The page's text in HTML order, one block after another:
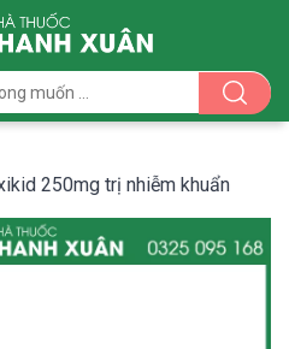
250mg trị nhiễm khuẩn